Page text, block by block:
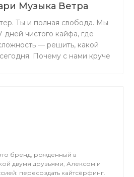
Музыка Ветра
Ты и полная свобода. Мы
дней чистого кайфа, где
— решить, какой
Почему с нами круче
твоего успеха. Полный
вместе с нами!
бренд, рожденный в
двумя друзьями, Алексом и
пересоздать кайтсёрфинг.